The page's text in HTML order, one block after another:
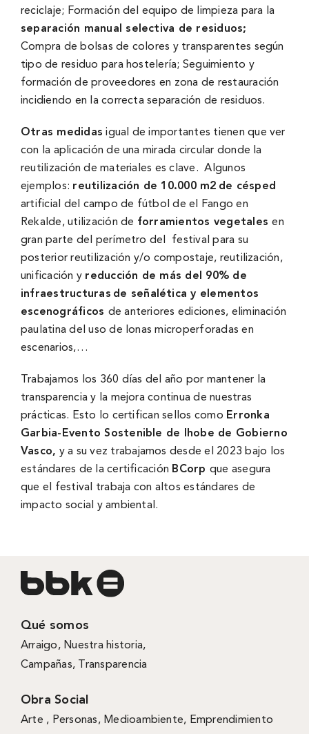
reciclaje; Formación del equipo de limpieza para la
separación manual selectiva de residuos;
Compra de bolsas de colores y transparentes según
tipo de residuo para hostelería; Seguimiento y
formación de proveedores en zona de restauración
incidiendo en la correcta separación de residuos.
Otras medidas igual de importantes tienen que ver
con la aplicación de una mirada circular donde la
reutilización de materiales es clave. Algunos
ejemplos: reutilización de 10.000 m2 de césped
artificial del campo de fútbol de el Fango en
Rekalde, utilización de forramientos vegetalesen
gran parte del perímetro del festival para su
posterior reutilización y/o compostaje, reutilización,
unificación y reducción de más del 90% de
infraestructuras de señalética y elementos
escenográficos de anteriores ediciones, eliminación
paulatina del uso de lonas microperforadas en
escenarios,…
Trabajamos los 360 días del año por mantener la
transparencia y la mejora continua de nuestras
prácticas. Esto lo certifican sellos como Erronka
Garbia-Evento Sostenible de Ihobe de Gobierno
Vasco, y a su vez trabajamos desde el 2023 bajo los
estándares de la certificación BCorp que asegura
que el festival trabaja con altos estándares de
impacto social y ambiental.
Qué somos
Arraigo, Nuestra historia,
Campañas, Transparencia
Obra Social
Arte , Personas, Medioambiente, Emprendimiento